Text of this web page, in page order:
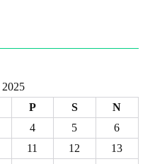
P S
N
4 5
6
11 12
13